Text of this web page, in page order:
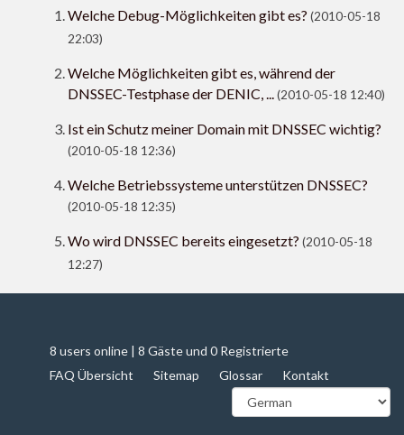
Welche Debug-Möglichkeiten gibt es? (2010-05-18
22:03)
Welche Möglichkeiten gibt es, während der
DNSSEC-Testphase der DENIC, ...(2010-05-18 12:40)
Ist ein Schutz meiner Domain mit DNSSEC wichtig?
(2010-05-18 12:36)
Welche Betriebssysteme unterstützen DNSSEC?
(2010-05-18 12:35)
Wo wird DNSSEC bereits eingesetzt? (2010-05-18
12:27)
8 users online | 8 Gäste und 0 Registrierte
FAQ Übersicht
Sitemap Glossar Kontakt